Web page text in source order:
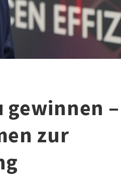
gewinnen –
zur